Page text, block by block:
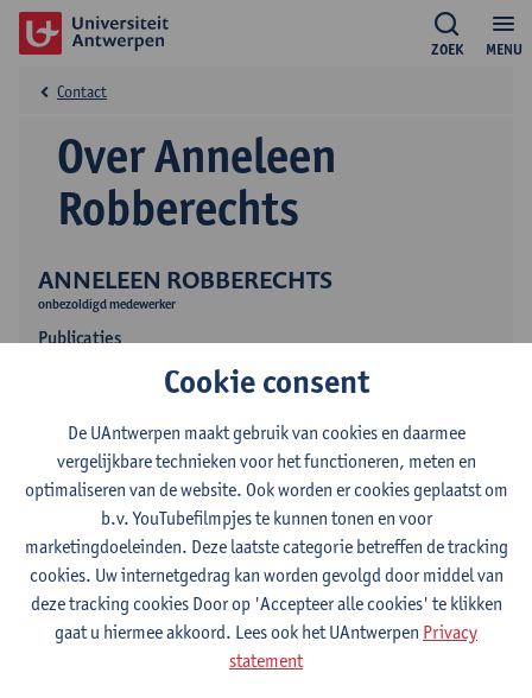
MENU
ZOEK
ANNELEEN ROBBERECHTS
onbezoldigd medewerker
Publicaties
Over Anneleen
Robberechts
Contact
Contact
Campus Drie Eiken
Cookie consent
De UAntwerpen maakt gebruik van cookies en daarmee
vergelijkbare technieken voor het functioneren, meten en
optimaliseren van de website. Ook worden er cookies geplaatst om
b.v. YouTubefilmpjes te kunnen tonen en voor
marketingdoeleinden. Deze laatste categorie betreffen de tracking
cookies. Uw internetgedrag kan worden gevolgd door middel van
deze tracking cookies Door op 'Accepteer alle cookies' te klikken
gaat u hiermee akkoord. Lees ook het UAntwerpen Privacy
statement